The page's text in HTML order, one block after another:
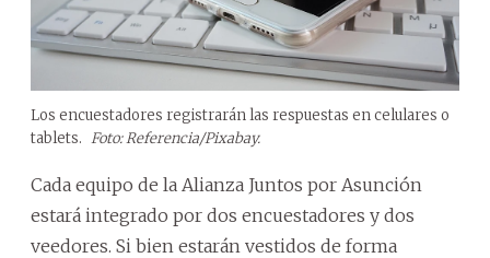
Los encuestadores registrarán las respuestas en celulares o
tablets. Foto: Referencia/Pixabay.
Cada equipo de la Alianza Juntos por Asunción
estará integrado por dos encuestadores y dos
veedores. Si bien estarán vestidos de forma